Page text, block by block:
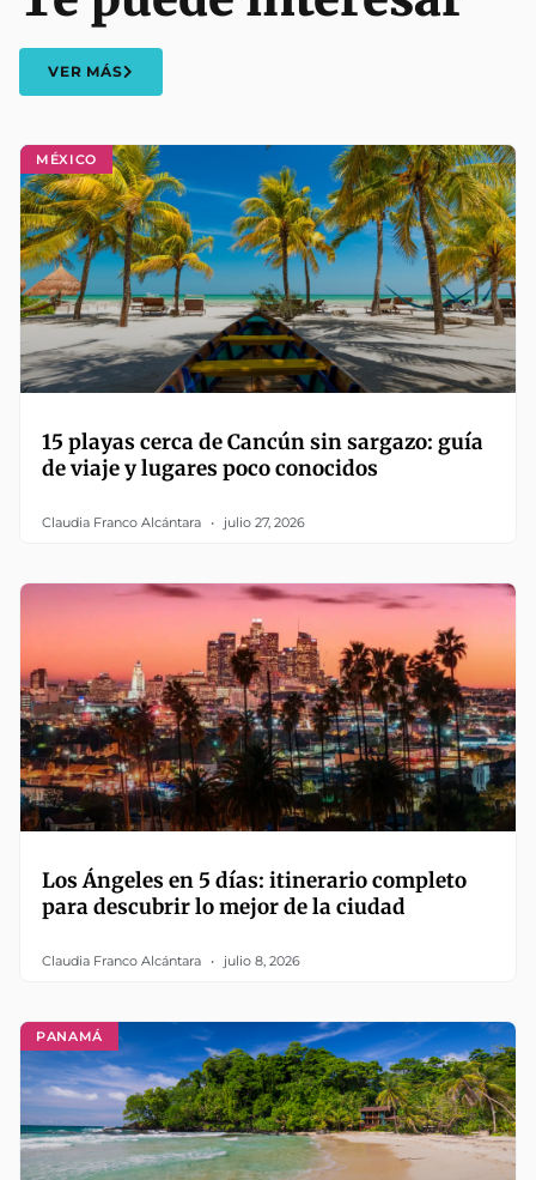
MÉXICO
15 playas cerca de Cancún sin sargazo: guía
de viaje y lugares poco conocidos
Claudia Franco Alcántara julio 27, 2026
Los Ángeles en 5 días: itinerario completo
para descubrir lo mejor de la ciudad
Claudia Franco Alcántara julio 8, 2026
PANAMÁ
VER MÁS